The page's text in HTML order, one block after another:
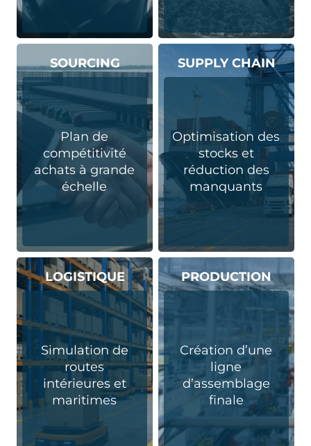
SOURCING
Plan de
compétitivité
achats à grande
échelle
SUPPLY CHAIN
Optimisation des
stocks et
réduction des
manquants
LOGISTIQUE
Simulation de
routes
intérieures et
maritimes
PRODUCTION
Création d’une
ligne
d’assemblage
finale